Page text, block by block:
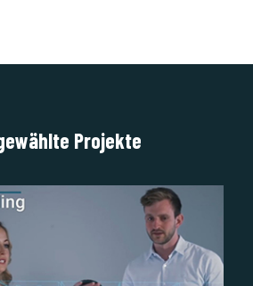
Projekte